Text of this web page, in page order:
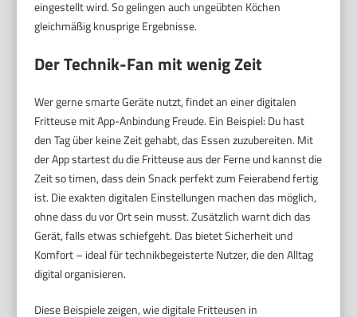
eingestellt wird. So gelingen auch ungeübten Köchen
gleichmäßig knusprige Ergebnisse.
Der Technik-Fan mit wenig Zeit
Wer gerne smarte Geräte nutzt, findet an einer digitalen
Fritteuse mit App-Anbindung Freude. Ein Beispiel: Du hast
den Tag über keine Zeit gehabt, das Essen zuzubereiten. Mit
der App startest du die Fritteuse aus der Ferne und kannst die
Zeit so timen, dass dein Snack perfekt zum Feierabend fertig
ist. Die exakten digitalen Einstellungen machen das möglich,
ohne dass du vor Ort sein musst. Zusätzlich warnt dich das
Gerät, falls etwas schiefgeht. Das bietet Sicherheit und
Komfort – ideal für technikbegeisterte Nutzer, die den Alltag
digital organisieren.
Diese Beispiele zeigen, wie digitale Fritteusen in